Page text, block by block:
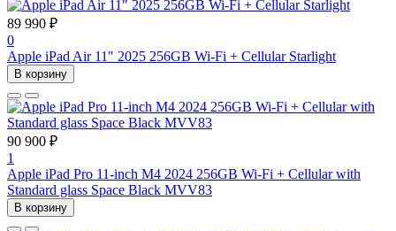
89 990 ₽
0
Apple iPad Air 11" 2025 256GB Wi-Fi + Cellular Starlight
В корзину
90 900 ₽
1
Apple iPad Pro 11-inch M4 2024 256GB Wi-Fi + Cellular with
Standard glass Space Black MVV83
В корзину